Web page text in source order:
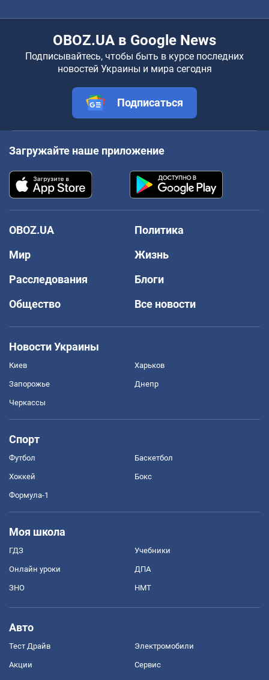
OBOZ.UA в Google News
Подписывайтесь, чтобы быть в курсе последних
новостей Украины и мира сегодня
Подписаться
Загружайте наше приложение
OBOZ.UA
Политика
Мир
Жизнь
Расследования
Блоги
Общество
Все новости
Новости Украины
Киев Харьков
Запорожье Днепр
Черкассы
Спорт
Футбол Баскетбол
Хоккей Бокс
Формула-1
Моя школа
ГДЗ Учебники
Онлайн уроки ДПА
ЗНО НМТ
Авто
Тест Драйв Электромобили
Акции Сервис